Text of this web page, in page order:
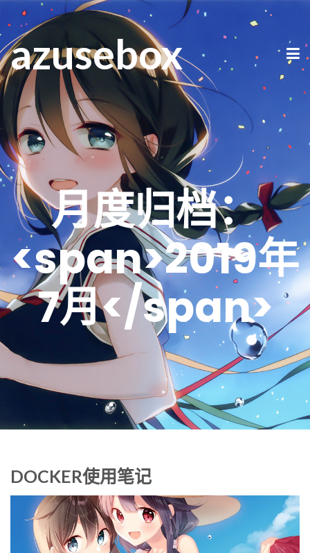
azusebox
月度归档：
<span>2019年
7月</span>
DOCKER使用笔记